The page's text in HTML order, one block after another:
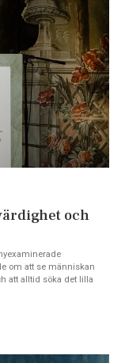
och
om att se människan
att alltid söka det lilla